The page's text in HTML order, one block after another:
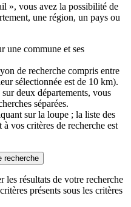
», vous avez la possibilité de
une région, un pays ou
une commune et ses
de recherche compris entre
sélectionnée est de 10 km).
deux départements, vous
séparées.
sur la loupe ; la liste des
vos critères de recherche est
recherche
les résultats de votre recherche
présents sous les critères